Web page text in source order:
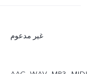
غير مدعوم